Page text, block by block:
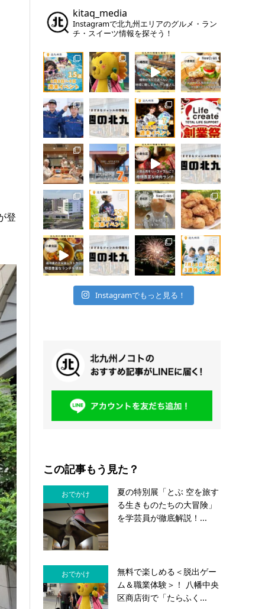
登
kitaq_media
Instagramで北九州エリアのグルメ・ラン
チ・スイーツ情報を探そう！
Instagramでもっと見る！
この記事もう見た？
おでかけ
夏の特別展「とぶ 空を旅す
る生きものたちの大冒険」
を学芸員が徹底解説！...
おでかけ
無料で楽しめる＜脱出ゲー
ム＆職業体験＞！ 八幡中央
区商店街で「たらふく...